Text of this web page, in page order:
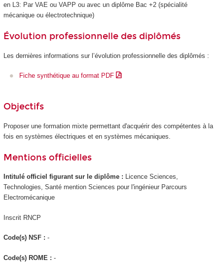
en L3: Par VAE ou VAPP ou avec un diplôme Bac +2 (spécialité
mécanique ou électrotechnique)
Évolution professionnelle des diplômés
Les dernières informations sur l’évolution professionnelle des diplômés :
Fiche synthétique au format PDF
Objectifs
Proposer une formation mixte permettant d'acquérir des compétentes à la
fois en systèmes électriques et en systèmes mécaniques.
Mentions officielles
Intitulé officiel figurant sur le diplôme : Licence Sciences,
Technologies, Santé mention Sciences pour l'ingénieur Parcours
Electromécanique
Inscrit RNCP
Code(s) NSF : -
Code(s) ROME : -